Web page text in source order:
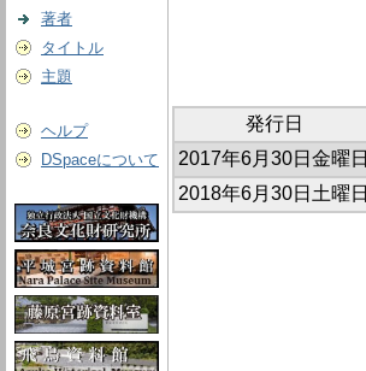
著者
タイトル
主題
ヘルプ
DSpaceについて
発行日
2017年6月30日金曜日
2018年6月30日土曜日